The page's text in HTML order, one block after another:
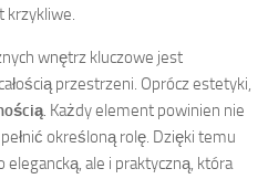
krzykliwe.
wnętrz kluczowe jest
przestrzeni. Oprócz estetyki,
. Każdy element powinien nie
określoną rolę. Dzięki temu
ale i praktyczną, która